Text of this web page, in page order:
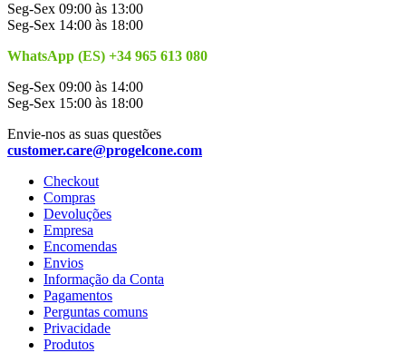
Seg-Sex 09:00 às 13:00
Seg-Sex 14:00 às 18:00
WhatsApp (ES) +34 965 613 080
Seg-Sex 09:00 às 14:00
Seg-Sex 15:00 às 18:00
Envie-nos as suas questões
customer.care@progelcone.com
Checkout
Compras
Devoluções
Empresa
Encomendas
Envios
Informação da Conta
Pagamentos
Perguntas comuns
Privacidade
Produtos